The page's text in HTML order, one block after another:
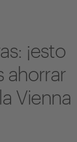
¡esto
ahorrar
Vienna